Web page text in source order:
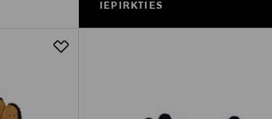
IEPIRKTIES